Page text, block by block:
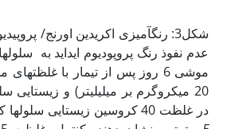
شکل3: رنگ‏آمیزی اکریدین اورنج/
عدم نفوذ رنگ پروپودیوم ایداید به
20 میکروگرم بر میلی‏لیتر) و زیستایی
در غلظت 40 کروسین زیستایی سلول‏ها کاهش یافته است .